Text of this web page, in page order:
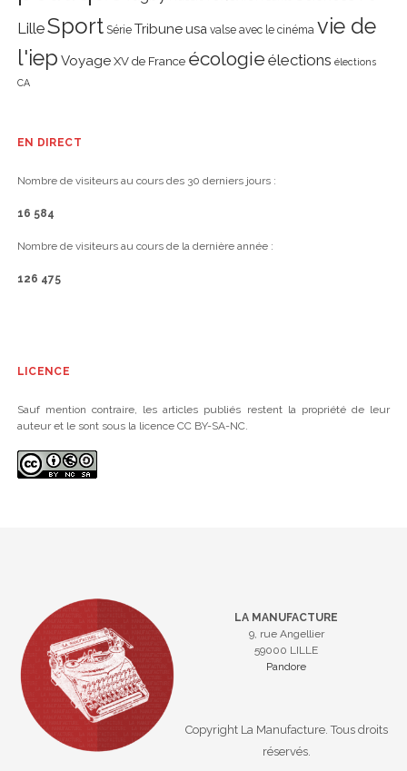
LilleSport Série Tribune usa valse avec le cinéma vie de
l'iep Voyage XV de France écologie élections élections
CA
EN DIRECT
Nombre de visiteurs au cours des 30 derniers jours :
16 584
Nombre de visiteurs au cours de la dernière année :
126 475
LICENCE
Sauf mention contraire, les articles publiés restent la propriété de leur
auteur et le sont sous la licence CC BY-SA-NC.
LA MANUFACTURE
9, rue Angellier
59000 LILLE
Pandore
Copyright La Manufacture. Tous droits
réservés.